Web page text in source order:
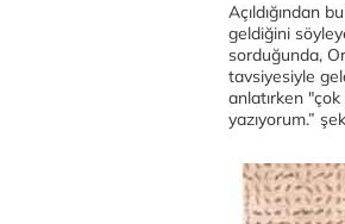
Açıldığından
geldiğini
sorduğunda,
tavsiyesiyle
anlatırken "çok
yazıyorum.”